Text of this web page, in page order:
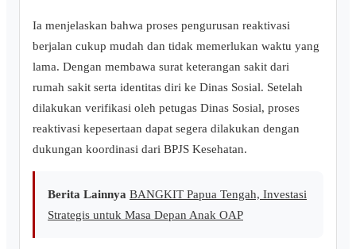
Ia menjelaskan bahwa proses pengurusan reaktivasi
berjalan cukup mudah dan tidak memerlukan waktu yang
lama. Dengan membawa surat keterangan sakit dari
rumah sakit serta identitas diri ke Dinas Sosial. Setelah
dilakukan verifikasi oleh petugas Dinas Sosial, proses
reaktivasi kepesertaan dapat segera dilakukan dengan
dukungan koordinasi dari BPJS Kesehatan.
Berita Lainnya BANGKIT Papua Tengah, Investasi
Strategis untuk Masa Depan Anak OAP